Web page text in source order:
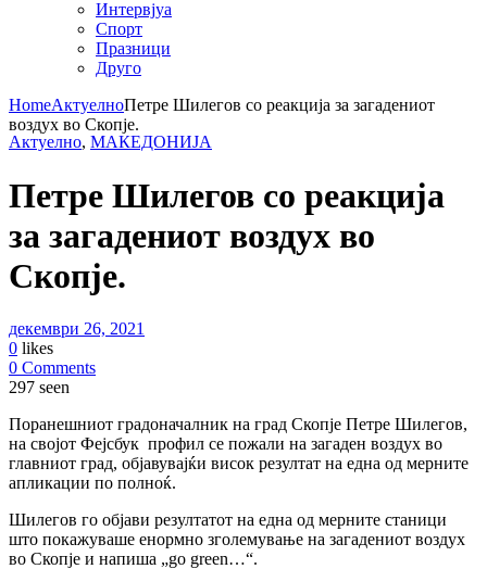
Интервјуа
Спорт
Празници
Друго
HomeАктуелноПетре Шилегов со реакција за загадениот
воздух во Скопје.
Актуелно, МАКЕДОНИЈА
Петре Шилегов со реакција
за загадениот воздух во
Скопје.
декември 26, 2021
0 likes
0 Comments
297 seen
Поранешниот градоначалник на град Скопје Петре Шилегов,
на својот Фејсбук профил се пожали на загаден воздух во
главниот град, објавувајќи висок резултат на една од мерните
апликации по полноќ.
Шилегов го објави резултатот на една од мерните станици
што покажуваше енормно зголемување на загадениот воздух
во Скопје и напиша „go green…“.